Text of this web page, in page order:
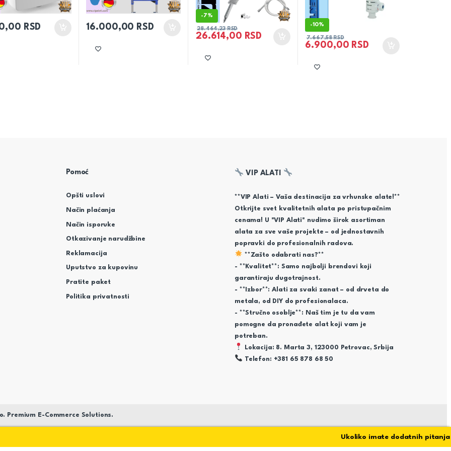
RSD 16.000,00 RSD
-7%
26.614,00 RSD
28.464,23RSD
-10%
6.900,00 RSD
7.667,58RSD
Pomoć
Opšti uslovi
Način plaćanja
Način isporuke
Otkazivanje narudžbine
Reklamacija
Uputstvo za kupovinu
Pratite paket
Politika privatnosti
VIP ALATI
**VIP Alati – Vaša destinacija za vrhunske alate!**
Otkrijte svet kvalitetnih alata po pristupačnim
cenama! U "VIP Alati" nudimo širok asortiman
alata za sve vaše projekte – od jednostavnih
popravki do profesionalnih radova.
**Zašto odabrati nas?**
- **Kvalitet**: Samo najbolji brendovi koji
garantiraju dugotrajnost.
- **Izbor**: Alati za svaki zanat – od drveta do
metala, od DIY do profesionalaca.
- **Stručno osoblje**: Naš tim je tu da vam
pomogne da pronađete alat koji vam je
potreban.
Lokacija: 8. Marta 3, 123000 Petrovac, Srbija
Telefon: +381 65 878 68 50
Premium E-Commerce Solutions.
Ukoliko imate dodatnih pitanja